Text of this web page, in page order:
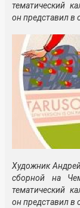
тематический
он представил в
Художник
сборной на
тематический
он представил в